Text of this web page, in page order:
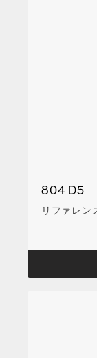
804 D5
リファレン